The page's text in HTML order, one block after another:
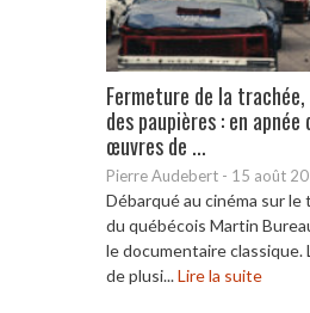
Fermeture de la
des paupières : en apnée
œuvres de ...
Pierre Audebert - 15 août
Débarqué au cinéma sur le
du québécois Martin
le documentaire classique.
de plusi...Lire la suite